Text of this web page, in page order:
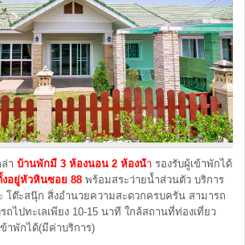
า บ้านพักมี 3 ห้องนอน 2 ห้องน้ำ รองรับผู้เข้าพักได้
งอยู่หัวหินซอย 88 พร้อมสระว่ายน้ำส่วนตัว บริการ
โต๊ะสนุ๊ก สิ่งอำนวยความสะดวกครบครัน สามารถ
ถไปทะเลเพียง 10-15 นาที ใกล้สถานที่ท่องเที่ยว
าพักได้(มีค่าบริการ)